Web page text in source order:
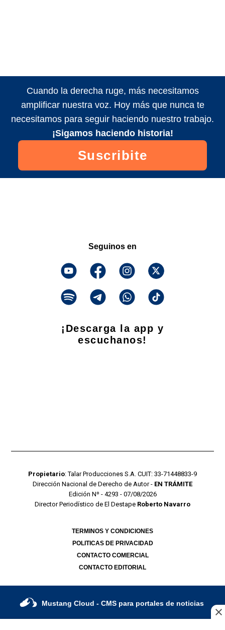
Cuando la derecha ruge, más necesitamos
amplificar nuestra voz. Hoy más que nunca te
necesitamos para seguir haciendo nuestro trabajo.
¡Sigamos haciendo historia!
Suscribite
Seguinos en
¡Descarga la app y
escuchanos!
Propietario: Talar Producciones S.A. CUIT: 33-71448833-9
Dirección Nacional de Derecho de Autor - EN TRÁMITE
Edición Nº - 4293 - 07/08/2026
Director Periodístico de El Destape Roberto Navarro
TERMINOS Y CONDICIONES
POLITICAS DE PRIVACIDAD
CONTACTO COMERCIAL
CONTACTO EDITORIAL
Mustang Cloud - CMS para portales de noticias